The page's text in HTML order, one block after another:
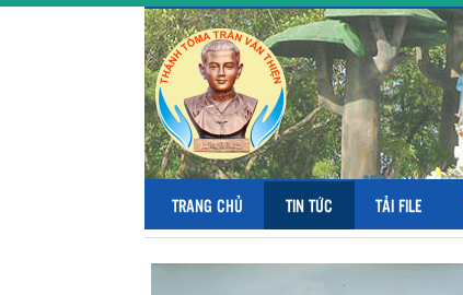
TRANG CHỦ TIN TỨC TẢI FILE